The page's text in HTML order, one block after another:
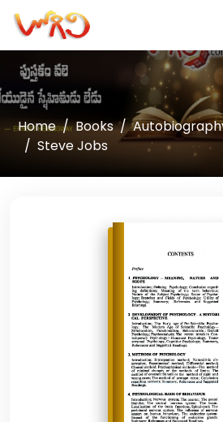
Home Books
Steve Jobs